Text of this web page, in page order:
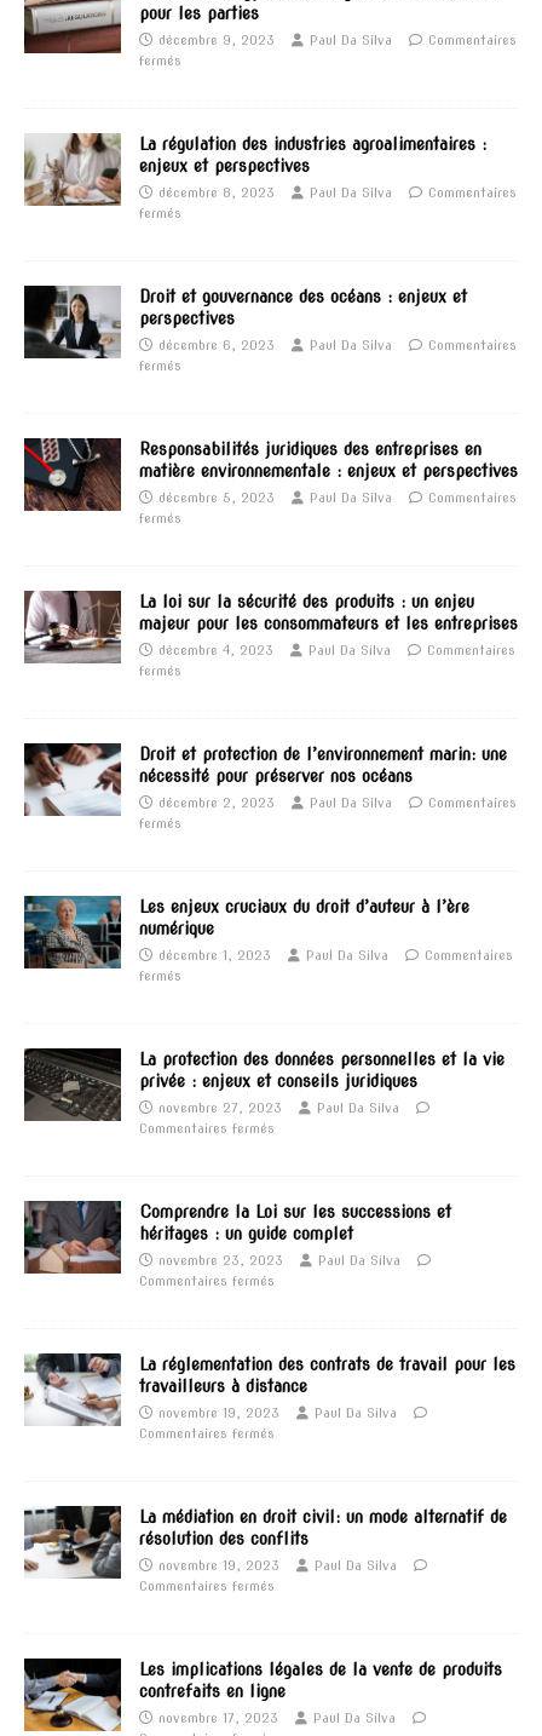
pour les parties
décembre 9, 2023 Paul Da Silva
Commentaires
fermés
La régulation des industries agroalimentaires :
enjeux et perspectives
décembre 8, 2023 Paul Da Silva
Commentaires
fermés
Droit et gouvernance des océans : enjeux et
perspectives
décembre 6, 2023 Paul Da Silva
Commentaires
fermés
Responsabilités juridiques des entreprises en
matière environnementale : enjeux et perspectives
décembre 5, 2023 Paul Da Silva
Commentaires
fermés
La loi sur la sécurité des produits : un enjeu
majeur pour les consommateurs et les entreprises
décembre 4, 2023 Paul Da Silva
Commentaires
fermés
Droit et protection de l’environnement marin: une
nécessité pour préserver nos océans
décembre 2, 2023 Paul Da Silva
Commentaires
fermés
Les enjeux cruciaux du droit d’auteur à l’ère
numérique
décembre 1, 2023 Paul Da Silva
Commentaires
fermés
La protection des données personnelles et la vie
privée : enjeux et conseils juridiques
novembre 27, 2023
Paul Da Silva
Commentaires fermés
Comprendre la Loi sur les successions et
héritages : un guide complet
novembre 23, 2023
Paul Da Silva
Commentaires fermés
La réglementation des contrats de travail pour les
travailleurs à distance
novembre 19, 2023
Paul Da Silva
Commentaires fermés
La médiation en droit civil: un mode alternatif de
résolution des conflits
novembre 19, 2023
Paul Da Silva
Commentaires fermés
Les implications légales de la vente de produits
contrefaits en ligne
novembre 17, 2023
Paul Da Silva